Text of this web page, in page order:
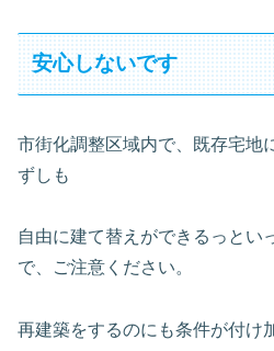
安心しないです
市街化調整区域内で、既存宅地
ずしも
自由に建て替えができるっとい
で、ご注意ください。
再建築をするのにも条件が付け